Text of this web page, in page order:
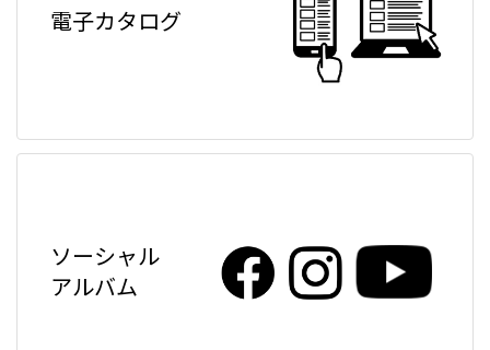
電子カタログ
ソーシャル
アルバム